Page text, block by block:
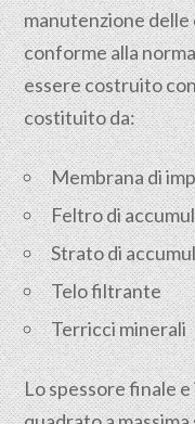
manutenzione
conforme alla
essere costruito
costituito da:
Membrana di
Feltro di
Strato di
Telo filtrante
Terricci minerali
Lo spessore finale